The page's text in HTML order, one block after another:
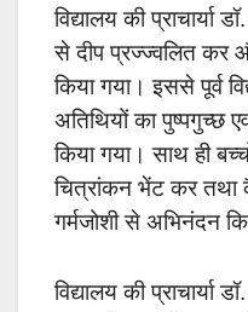
विद्यालय की प्राचार्या
से दीप प्रज्ज्वलित कर
किया गया। इससे पूर्व
अतिथियों का पुष्पगुच्छ
किया गया। साथ ही
चित्रांकन भेंट कर तथा
गर्मजोशी से अभिनंदन
विद्यालय की प्राचार्या